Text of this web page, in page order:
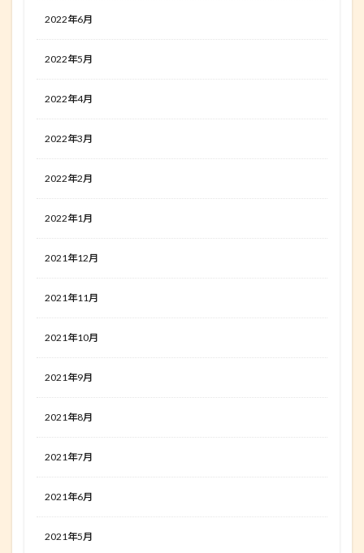
2022年6月
2022年5月
2022年4月
2022年3月
2022年2月
2022年1月
2021年12月
2021年11月
2021年10月
2021年9月
2021年8月
2021年7月
2021年6月
2021年5月